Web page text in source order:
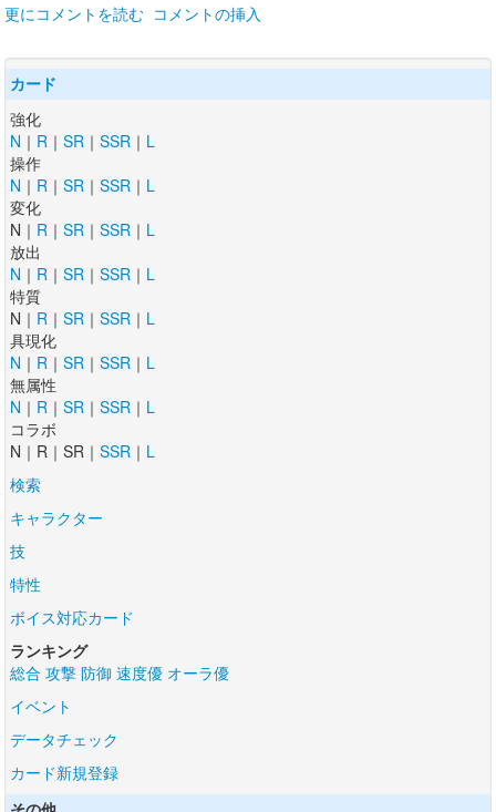
更にコメントを読む コメントの挿入
カード
強化
N ｜ R ｜ SR ｜ SSR ｜ L
操作
N ｜ R ｜ SR ｜ SSR ｜ L
変化
N｜ R ｜ SR ｜ SSR ｜ L
放出
N ｜ R ｜ SR ｜ SSR ｜ L
特質
N｜ R ｜ SR ｜ SSR ｜ L
具現化
N ｜ R ｜ SR ｜ SSR ｜ L
無属性
N ｜ R ｜ SR ｜ SSR ｜ L
コラボ
N｜R｜SR｜ SSR ｜ L
検索
キャラクター
技
特性
ボイス対応カード
ランキング
総合 攻撃 防御 速度優 オーラ優
イベント
データチェック
カード新規登録